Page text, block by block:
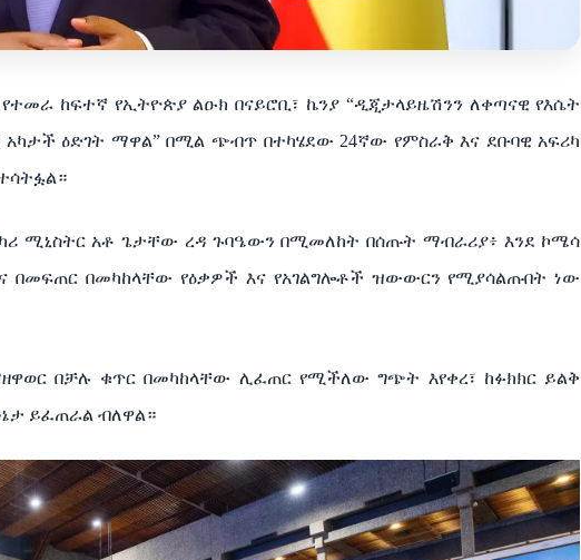
ከፍተኛ የኢትዮጵያ ልዑክ በናይሮቢ፣ ኬንያ “ዲጂታላይዜሽንን ለቀጣናዊ የእሴት
ዕድገት ማዋል” በሚል ጭብጥ በተካሄደው 24ኛው የምስራቅ እና ደቡባዊ አፍሪካ
ሚኒስትር አቶ ጌታቸው ረዳ ጉባዔውን በሚመለከት በሰጡት ማብራሪያ፥ እንደ ኮሜሳ
በመፍጠር በመካከላቸው የዕቃዎች እና የአገልግሎቶች ዝውውርን የሚያሳልጡበት ነው
በቻሉ ቁጥር በመካከላቸው ሊፈጠር የሚችለው ግጭት እየቀረ፣ ከፉክክር ይልቅ
ይፈጠራል ብለዋል።